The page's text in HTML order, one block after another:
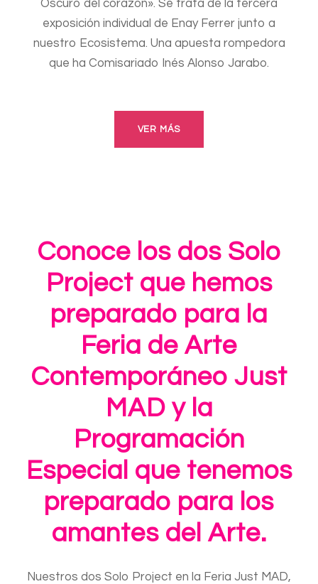
Oscuro del corazón». Se trata de la tercera
exposición individual de Enay Ferrer junto a
nuestro Ecosistema. Una apuesta rompedora
que ha Comisariado Inés Alonso Jarabo.
VER MÁS
Conoce los dos Solo
Project que hemos
preparado para la
Feria de Arte
Contemporáneo Just
MAD y la
Programación
Especial que tenemos
preparado para los
amantes del Arte.
Nuestros dos Solo Project en la Feria Just MAD,